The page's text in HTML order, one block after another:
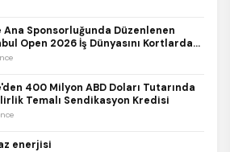
Ana Sponsorluğunda Düzenlenen
Open 2026 İş Dünyasını Kortlarda
400 Milyon ABD Doları Tutarında
Temalı Sendikasyon Kredisi
enerjisi